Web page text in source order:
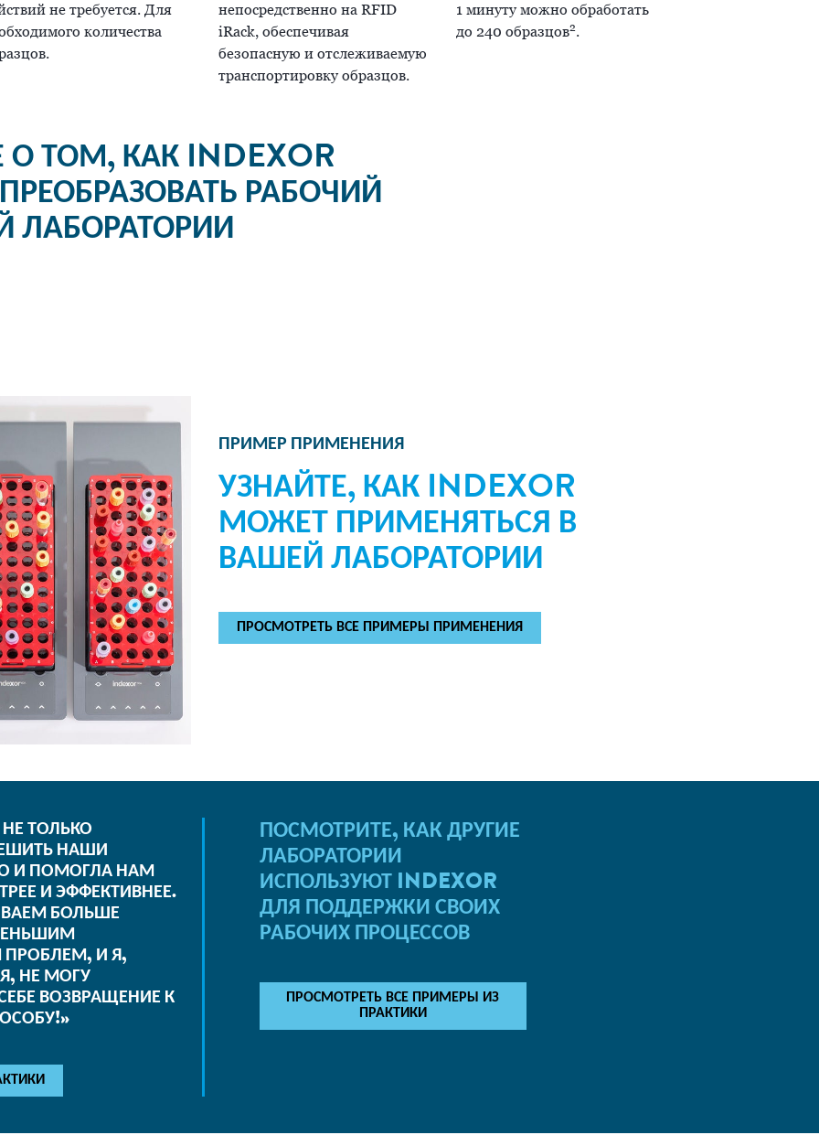
не требуется. Для
количества
непосредственно на RFID
iRack, обеспечивая
безопасную и отслеживаемую
транспортировку образцов.
1 минуту можно обработать
до 240 образцов2.
ТОМ, КАК INDEXOR
РАБОЧИЙ
ЛАБОРАТОРИИ
ПРИМЕР ПРИМЕНЕНИЯ
УЗНАЙТЕ, КАК INDEXOR
МОЖЕТ ПРИМЕНЯТЬСЯ В
ВАШЕЙ ЛАБОРАТОРИИ
ПРОСМОТРЕТЬ ВСЕ ПРИМЕРЫ ПРИМЕНЕНИЯ
ТОЛЬКО
НАШИ
И ПОМОГЛА НАМ
И ЭФФЕКТИВНЕЕ.
БОЛЬШЕ
И Я,
НЕ МОГУ
ВОЗВРАЩЕНИЕ К
ПОСМОТРИТЕ, КАК ДРУГИЕ
ЛАБОРАТОРИИ
ИСПОЛЬЗУЮТ INDEXOR
ДЛЯ ПОДДЕРЖКИ СВОИХ
РАБОЧИХ ПРОЦЕССОВ
ПРОСМОТРЕТЬ ВСЕ ПРИМЕРЫ ИЗ
ПРАКТИКИ